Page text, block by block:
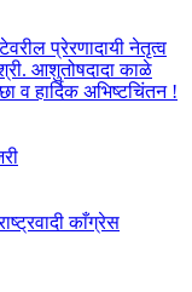
प्रेरणादायी नेतृत्व
आशुतोषदादा काळे
व हार्दिक अभिष्टचिंतन !
काँग्रेस